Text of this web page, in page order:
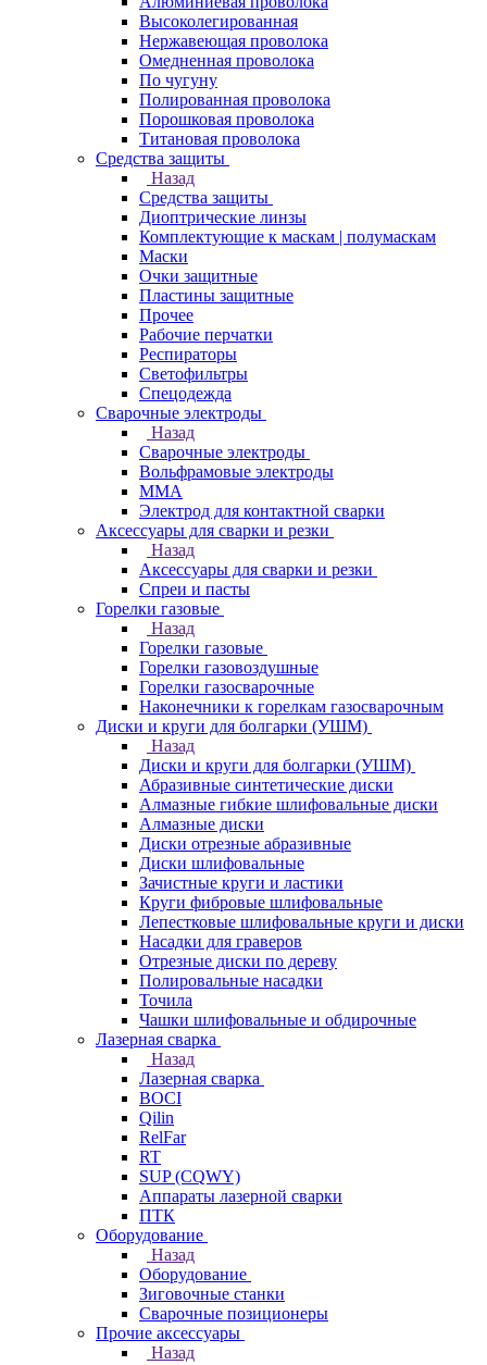
Высоколегированная
Нержавеющая проволока
Омедненная проволока
По чугуну
Полированная проволока
Порошковая проволока
Титановая проволока
Средства защиты
Назад
Средства защиты
Диоптрические линзы
Комплектующие к маскам | полумаскам
Маски
Очки защитные
Пластины защитные
Прочее
Рабочие перчатки
Респираторы
Светофильтры
Спецодежда
Сварочные электроды
Назад
Сварочные электроды
Вольфрамовые электроды
ММА
Электрод для контактной сварки
Аксессуары для сварки и резки
Назад
Аксессуары для сварки и резки
Спреи и пасты
Горелки газовые
Назад
Горелки газовые
Горелки газовоздушные
Горелки газосварочные
Наконечники к горелкам газосварочным
Диски и круги для болгарки (УШМ)
Назад
Диски и круги для болгарки (УШМ)
Абразивные синтетические диски
Алмазные гибкие шлифовальные диски
Алмазные диски
Диски отрезные абразивные
Диски шлифовальные
Зачистные круги и ластики
Круги фибровые шлифовальные
Лепестковые шлифовальные круги и диски
Насадки для граверов
Отрезные диски по дереву
Полировальные насадки
Точила
Чашки шлифовальные и обдирочные
Лазерная сварка
Назад
Лазерная сварка
BOCI
Qilin
RelFar
RT
SUP (CQWY)
Аппараты лазерной сварки
ПТК
Оборудование
Назад
Оборудование
Зиговочные станки
Сварочные позиционеры
Прочие аксессуары
Назад